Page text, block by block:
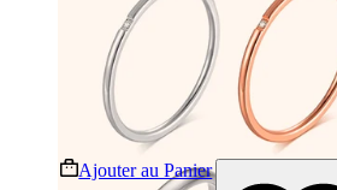
Ajouter au Panier
Ce